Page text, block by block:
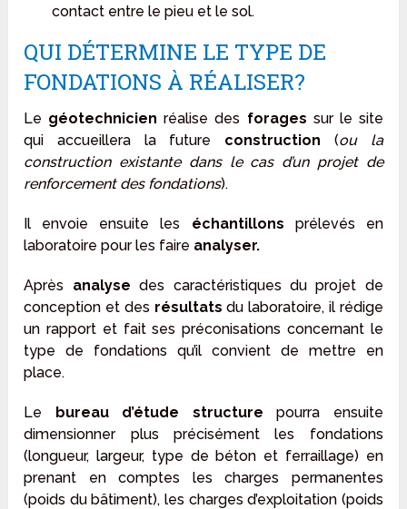
contact entre le pieu et le sol.
QUI DÉTERMINE LE TYPE DE
FONDATIONS À RÉALISER?
Le géotechnicien réalise des forages sur le site
qui accueillera la future construction (ou la
construction existante dans le cas d’un projet de
renforcement des fondations).
Il envoie ensuite les échantillons prélevés en
laboratoire pour les faire analyser.
Après analyse des caractéristiques du projet de
conception et des résultats du laboratoire, il rédige
un rapport et fait ses préconisations concernant le
type de fondations qu’il convient de mettre en
place.
Le bureau d’étude structure pourra ensuite
dimensionner plus précisément les fondations
(longueur, largeur, type de béton et ferraillage) en
prenant en comptes les charges permanentes
(poids du bâtiment), les charges d’exploitation (poids